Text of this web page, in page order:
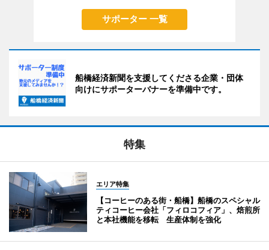
サポーター 一覧
船橋経済新聞を支援してくださる企業・団体
向けにサポーターバナーを準備中です。
特集
エリア特集
【コーヒーのある街・船橋】船橋のスペシャル
ティコーヒー会社「フィロコフィア」、焙煎所
と本社機能を移転 生産体制を強化